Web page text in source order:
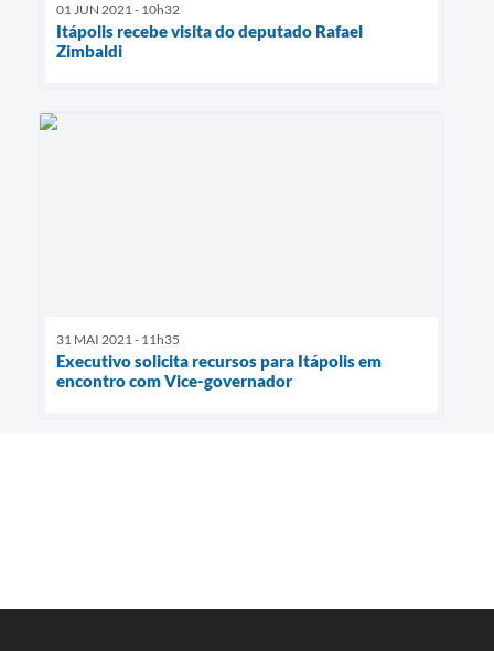
01 JUN 2021 - 10h32
Itápolis recebe visita do deputado Rafael
Zimbaldi
31 MAI 2021 - 11h35
Executivo solicita recursos para Itápolis em
encontro com Vice-governador